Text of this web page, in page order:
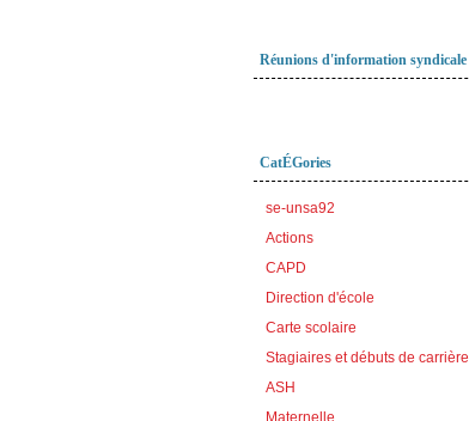
Réunions d'information syndicale
CatÉGories
se-unsa92
Actions
CAPD
Direction d'école
Carte scolaire
Stagiaires et débuts de carrière
ASH
Maternelle